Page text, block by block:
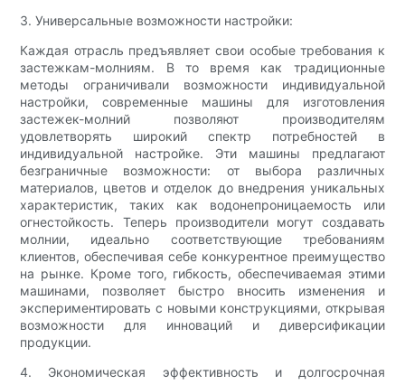
3. Универсальные возможности настройки:
Каждая отрасль предъявляет свои особые требования к
застежкам-молниям. В то время как традиционные
методы ограничивали возможности индивидуальной
настройки, современные машины для изготовления
застежек-молний позволяют производителям
удовлетворять широкий спектр потребностей в
индивидуальной настройке. Эти машины предлагают
безграничные возможности: от выбора различных
материалов, цветов и отделок до внедрения уникальных
характеристик, таких как водонепроницаемость или
огнестойкость. Теперь производители могут создавать
молнии, идеально соответствующие требованиям
клиентов, обеспечивая себе конкурентное преимущество
на рынке. Кроме того, гибкость, обеспечиваемая этими
машинами, позволяет быстро вносить изменения и
экспериментировать с новыми конструкциями, открывая
возможности для инноваций и диверсификации
продукции.
4. Экономическая эффективность и долгосрочная